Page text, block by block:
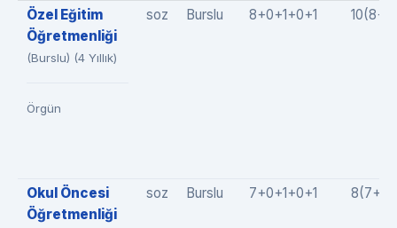
Özel Eğitim
Öğretmenliği
(Burslu) (4 Yıllık)
Örgün
soz Burslu 8+0+1+0+1
Okul Öncesi
Öğretmenliği
soz Burslu 7+0+1+0+1